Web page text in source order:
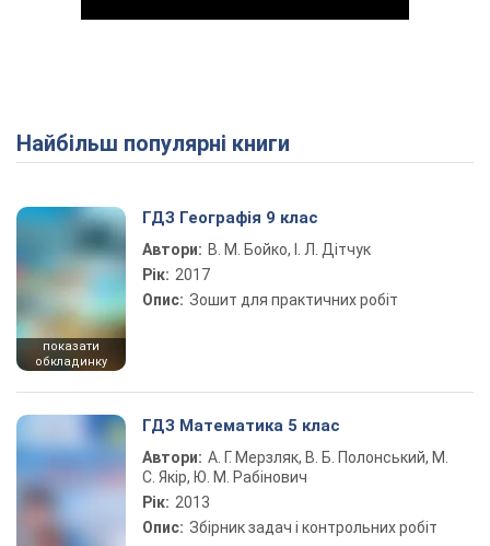
Play Video
Найбільш популярні книги
показати
обкладинку
ГДЗ Географія 9 клас
Автори: В. М. Бойко, І. Л. Дітчук
Рік: 2017
Опис: Зошит для практичних робіт
ГДЗ Математика 5 клас
Автори: А. Г. Мерзляк, В. Б. Полонський, М.
С. Якір, Ю. М. Рабінович
Рік: 2013
Опис: Збірник задач і контрольних робіт